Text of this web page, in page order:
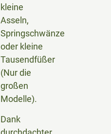
kleine
Asseln,
Springschwänze
oder kleine
Tausendfüßer
(Nur die
großen
Modelle).
Dank